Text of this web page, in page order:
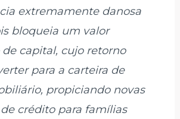
extremamente danosa
bloqueia um valor
de capital, cujo retorno
para a carteira de
propiciando novas
crédito para famílias